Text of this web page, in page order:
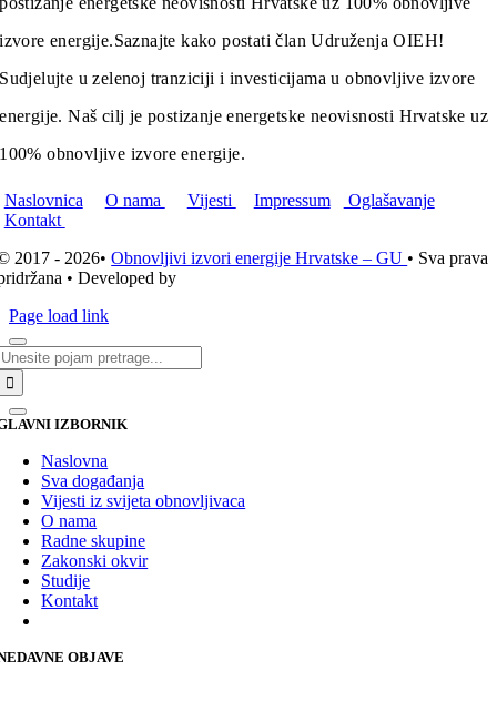
izvore energije.Saznajte kako postati član Udruženja OIEH!
Sudjelujte u zelenoj tranziciji i investicijama u obnovljive izvore
energije. Naš cilj je postizanje energetske neovisnosti Hrvatske uz
100% obnovljive izvore energije.
Naslovnica O nama Vijesti Impressum
Oglašavanje
Kontakt
2017 - 2026•Obnovljivi izvori energije Hrvatske – GU • Sva prava
• Developed by
Page load link
IZBORNIK
Naslovna
Sva događanja
Vijesti iz svijeta obnovljivaca
O nama
Radne skupine
Zakonski okvir
Studije
Kontakt
OBJAVE